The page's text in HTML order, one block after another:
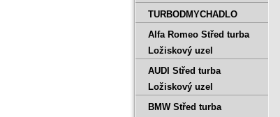
TURBODMYCHADLO
Alfa Romeo Střed turba
Ložiskový uzel
AUDI Střed turba
Ložiskový uzel
BMW Střed turba